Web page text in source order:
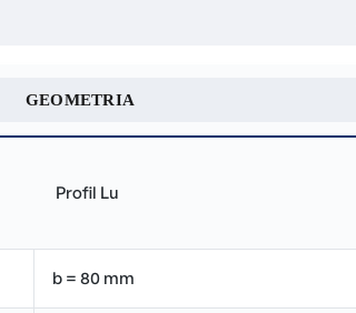
GEOMETRIA
b = 80 mm